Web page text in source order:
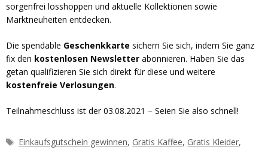
sorgenfrei losshoppen und aktuelle Kollektionen sowie
Marktneuheiten entdecken.
Die spendable Geschenkkarte sichern Sie sich, indem Sie ganz
fix den kostenlosen Newsletter abonnieren. Haben Sie das
getan qualifizieren Sie sich direkt für diese und weitere
kostenfreie Verlosungen.
Teilnahmeschluss ist der 03.08.2021 – Seien Sie also schnell!
Schlagwörter
Einkaufsgutschein gewinnen, Gratis Kaffee, Gratis Kleider,